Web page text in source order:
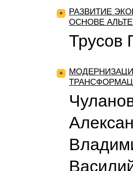
+
РАЗВИТИЕ
ОСНОВЕ
Трусов
+